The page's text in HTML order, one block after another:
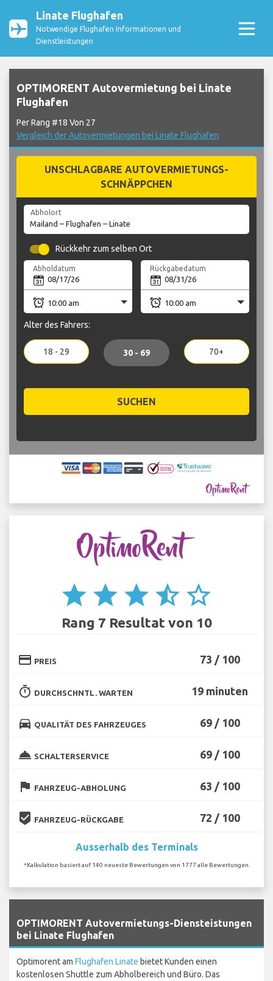
Linate Flughafen
Notwendige Flughafen Informationen und
Dienstleistungen
OPTIMORENT Autovermietung bei Linate
Flughafen
Per Rang #18 Von 27
Vergleich der Autovermietungen bei Linate Flughafen
UNSCHLAGBARE AUTOVERMIETUNGS-
SCHNÄPPCHEN
Abholort
Rückkehr zum selben Ort
Abholdatum Rückgabedatum
Alter des Fahrers:
18 - 29 30 - 69 70+
SUCHEN
star star star star_half star_border
Rang 7 Resultat von 10
credit_card PREIS 73 / 100
timer DURCHSCHNTL. WARTEN 19 minuten
directions_car QUALITÄT DES FAHRZEUGES 69 / 100
room_service SCHALTERSERVICE 69 / 100
flag FAHRZEUG-ABHOLUNG 63 / 100
beenhere FAHRZEUG-RÜCKGABE 72 / 100
Ausserhalb des Terminals
*Kalkulation basiert auf 140 neueste Bewertungen von 1777 alle Bewertungen.
OPTIMORENT Autovermietungs-Diensteistungen
bei Linate Flughafen
Optimorent am Flughafen Linate bietet Kunden einen
kostenlosen Shuttle zum Abholbereich und Büro. Das